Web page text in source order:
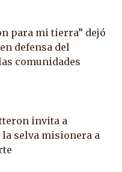
para mi tierra” dejó
defensa del
comunidades
invita a
selva misionera a